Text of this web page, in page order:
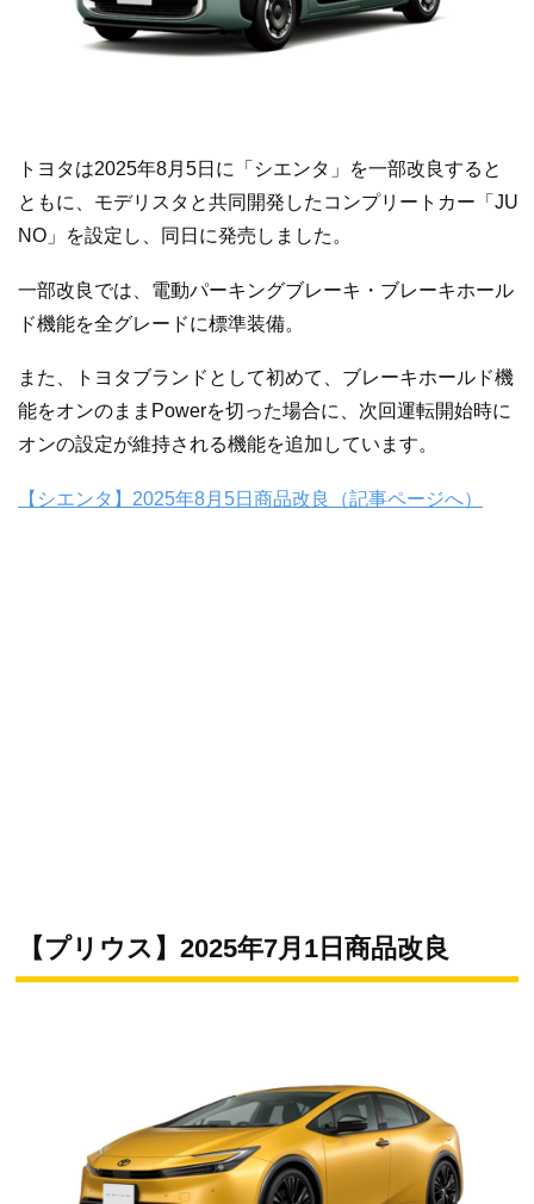
トヨタは2025年8月5日に「シエンタ」を一部改良すると
ともに、モデリスタと共同開発したコンプリートカー「JU
NO」を設定し、同日に発売しました。
一部改良では、電動パーキングブレーキ・ブレーキホール
ド機能を全グレードに標準装備。
また、トヨタブランドとして初めて、ブレーキホールド機
能をオンのままPowerを切った場合に、次回運転開始時に
オンの設定が維持される機能を追加しています。
【シエンタ】2025年8月5日商品改良（記事ページへ）
【プリウス】2025年7月1日商品改良